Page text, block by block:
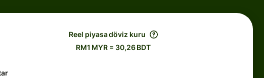
Reel piyasa döviz kuru
RM1 MYR = 30,26 BDT